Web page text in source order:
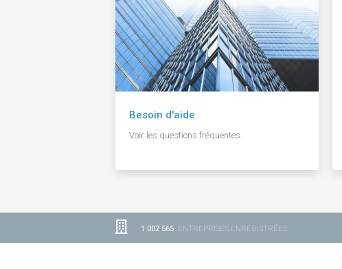
Besoin d'aide
Voir les questions fréquentes.
1 002 565 ENTREPRISES ENREGISTRÉES